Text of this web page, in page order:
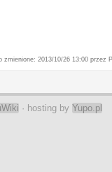
2013/10/26 13:00 przez
· hosting by Yupo.pl